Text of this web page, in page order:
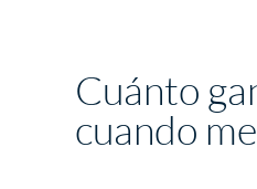
Cuánto
cuando